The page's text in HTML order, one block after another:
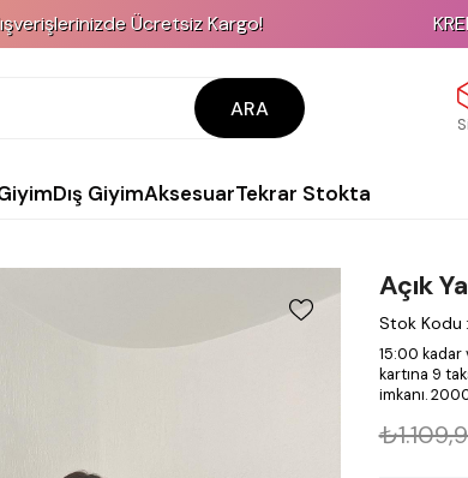
Ücretsiz Kargo!
ARA
Dış GiyimAksesuarTekrar Stokta
Açık
Stok Kodu :
15:00 kadar
kartına 9
imkanı.